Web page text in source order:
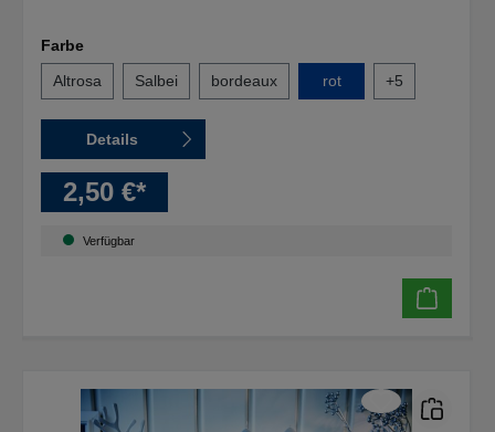
Farbe
Altrosa
Salbei bordeaux rot +5
Details
2,50 €*
Verfügbar